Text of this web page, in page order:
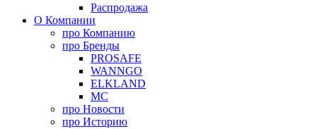
Распродажа
О Компании
про Компанию
про Бренды
PROSAFE
WANNGO
ELKLAND
MC
про Новости
про Историю